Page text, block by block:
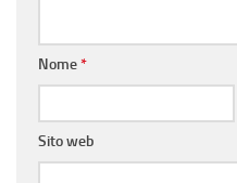
Nome*
Sito web